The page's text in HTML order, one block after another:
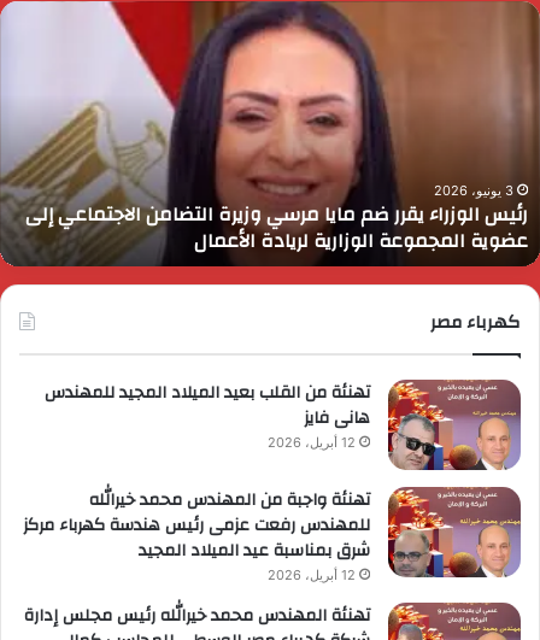
رئيس
التضامن
الاجتماعي
إلى
عضوية
المجموعة
الوزارية
3 يونيو، 2026
رئيس الوزراء يقرر ضم مايا مرسي وزيرة التضامن الاجتماعي إلى
عضوية المجموعة الوزارية لريادة الأعمال
كهرباء مصر
تهنئة من القلب بعيد الميلاد المجيد للمهندس
هانى فايز
12 أبريل، 2026
تهنئة واجبة من المهندس محمد خيرالله
للمهندس رفعت عزمى رئيس هندسة كهرباء مركز
شرق بمناسبة عيد الميلاد المجيد
12 أبريل، 2026
تهنئة المهندس محمد خيرالله رئيس مجلس إدارة